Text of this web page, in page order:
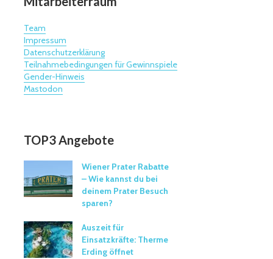
Team
Impressum
Datenschutzerklärung
Teilnahmebedingungen für Gewinnspiele
Gender-Hinweis
Mastodon
TOP3 Angebote
Wiener Prater Rabatte
– Wie kannst du bei
deinem Prater Besuch
sparen?
Auszeit für
Einsatzkräfte: Therme
Erding öffnet